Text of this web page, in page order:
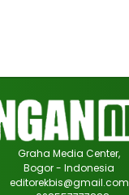
Graha Media Center,
Bogor - Indonesia
editorekbis@gmail.com